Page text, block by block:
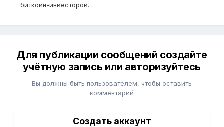
биткоин-инвесторов.
Для публикации сообщений создайте
учётную запись или авторизуйтесь
Вы должны быть пользователем, чтобы оставить
комментарий
Создать аккаунт